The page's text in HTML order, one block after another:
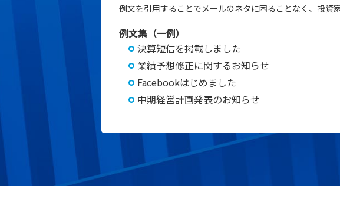
例文を引用することでメールのネタに困ることなく、投資
例文集（一例）
決算短信を掲載しました
業績予想修正に関するお知らせ
Facebookはじめました
中期経営計画発表のお知らせ